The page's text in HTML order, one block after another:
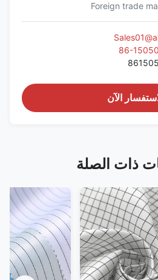
Foreign trade
الآن
ذات الصلة